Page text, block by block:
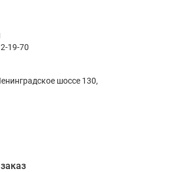
19-70
шоссе 130,